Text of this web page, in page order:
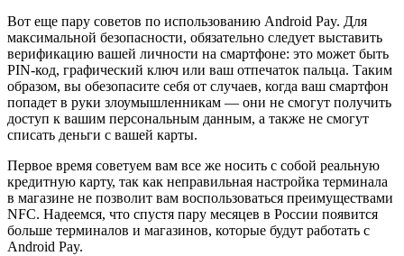
Вот еще пару советов по использованию Android Pay. Для
максимальной безопасности, обязательно следует выставить
верификацию вашей личности на смартфоне: это может быть
PIN-код, графический ключ или ваш отпечаток пальца. Таким
образом, вы обезопасите себя от случаев, когда ваш смартфон
попадет в руки злоумышленникам — они не смогут получить
доступ к вашим персональным данным, а также не смогут
списать деньги с вашей карты.
Первое время советуем вам все же носить с собой реальную
кредитную карту, так как неправильная настройка терминала
в магазине не позволит вам воспользоваться преимуществами
NFC. Надеемся, что спустя пару месяцев в России появится
больше терминалов и магазинов, которые будут работать с
Android Pay.